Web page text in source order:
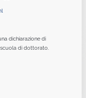
dichiarazione di
di dottorato.